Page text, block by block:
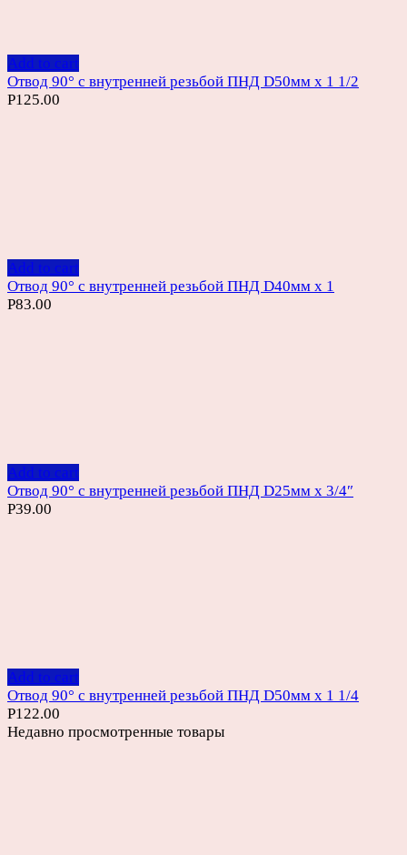
Add to cart
Отвод 90° с внутренней резьбой ПНД D50мм х 1 1/2
Р125.00
Add to cart
Отвод 90° с внутренней резьбой ПНД D40мм х 1
Р83.00
Add to cart
Отвод 90° с внутренней резьбой ПНД D25мм х 3/4″
Р39.00
Add to cart
Отвод 90° с внутренней резьбой ПНД D50мм х 1 1/4
Р122.00
Недавно просмотренные товары